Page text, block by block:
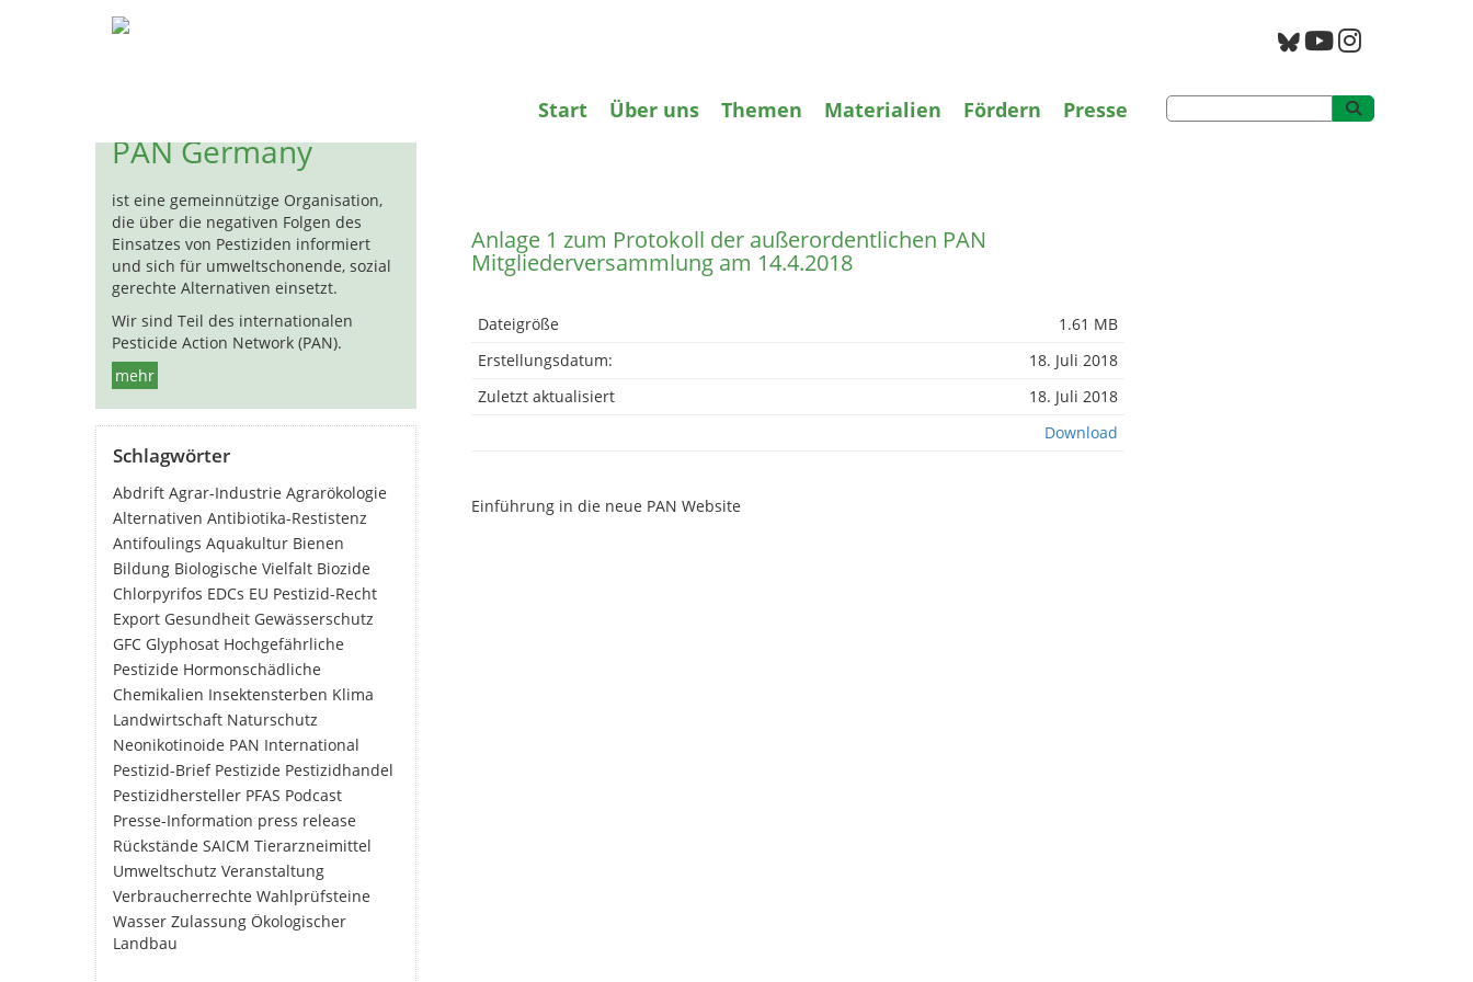
Start Über uns Themen Materialien Fördern Presse
PAN Germany
ist eine gemeinnützige Organisation,
die über die negativen Folgen des
Einsatzes von Pestiziden informiert
und sich für umweltschonende, sozial
gerechte Alternativen einsetzt.
Wir sind Teil des internationalen
Pesticide Action Network (PAN).
mehr
Schlagwörter
Abdrift Agrar-Industrie Agrarökologie
Alternativen Antibiotika-Restistenz
Antifoulings Aquakultur Bienen
Bildung Biologische Vielfalt Biozide
Chlorpyrifos EDCs EU Pestizid-Recht
Export Gesundheit Gewässerschutz
GFC Glyphosat Hochgefährliche
Pestizide Hormonschädliche
Chemikalien Insektensterben Klima
Landwirtschaft Naturschutz
Neonikotinoide PAN International
Pestizid-Brief Pestizide Pestizidhandel
Pestizidhersteller PFAS Podcast
Presse-Information press release
Rückstände SAICM Tierarzneimittel
Umweltschutz Veranstaltung
Verbraucherrechte Wahlprüfsteine
Wasser Zulassung Ökologischer
Landbau
Anlage 1 zum Protokoll der außerordentlichen PAN
Mitgliederversammlung am 14.4.2018
Dateigröße
1.61 MB
Erstellungsdatum:
18. Juli 2018
Zuletzt aktualisiert
18. Juli 2018
Download
Einführung in die neue PAN Website